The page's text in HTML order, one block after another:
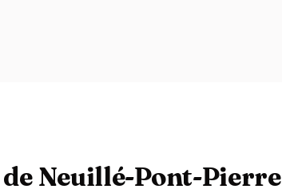
Neuillé-Pont-Pierre